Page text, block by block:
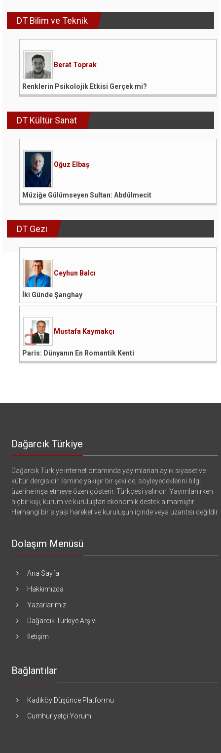
DT Bilim ve Teknik
Berat Toprak
Renklerin Psikolojik Etkisi Gerçek mi?
DT Kültür Sanat
Oğuz Elbaş
Müziğe Gülümseyen Sultan: Abdülmecit
DT Gezi
Ceyhun Balcı
İki Günde Şanghay
Mustafa Kaymakçı
Paris: Dünyanın En Romantik Kenti
Dağarcık Türkiye
Dağarcık Türkiye internet ortamında yayımlanan aylık siyaset ve
kültür dergisidir. İsmine yakışır bir şekilde, söyleyeceklerini bilgi
üzerine inşa etmeye özen gösterir. Türkçesi yalındır. Yayımlanırken
hiçbir kişi, kurum ve kuruluştan ekonomik destek almamıştır.
Herhangi bir siyasi hareket ve kuruluşun içinde veya uzantısı değildir
Dolaşım Menüsü
Ana Sayfa
Hakkımızda
Yazarlarımız
Dağarcık Türkiye Arşivi
İletişim
Bağlantılar
Kadıköy Düşünce Platformu
Cumhuriyetçi Yorum